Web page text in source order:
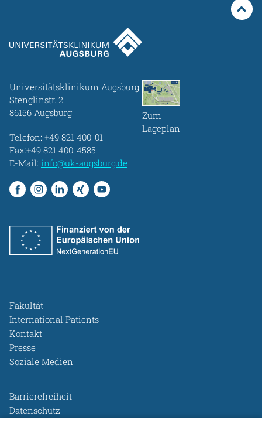
Universitätsklinikum Augsburg
Stenglinstr. 2
86156 Augsburg
Telefon: +49 821 400-01
Fax:+49 821 400-4585
E-Mail: info@uk-augsburg.de
Zum
Lageplan
Fakultät
International Patients
Kontakt
Presse
Soziale Medien
Barrierefreiheit
Datenschutz